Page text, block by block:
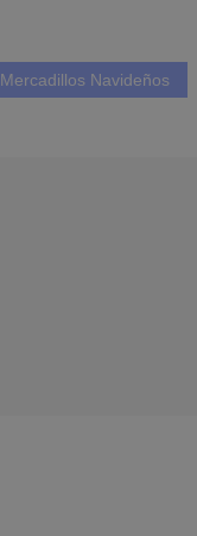
Mercadillos Navideños